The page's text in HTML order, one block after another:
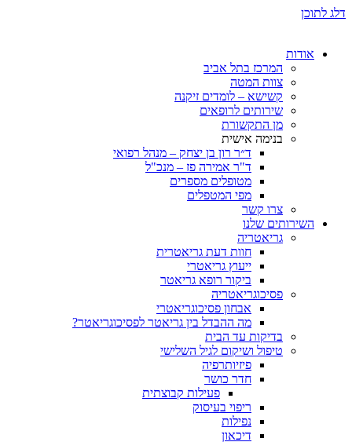
המרכז בתל אביב
צוות המטה
קשישא – לומדים זיקנה
שירותים לרופאים
מן התקשורת
בנימה אישית
ד״ר רון בן יצחק – מנהל רפואי
ד"ר אמירה פז – מנכ"ל
מטופלים מספרים
מפי המטפלים
שלנו
גריאטריה
חוות דעת גריאטרית
ייעוץ גריאטרי
ביקור רופא גריאטר
פסיכוגריאטריה
אבחון פסיכוגריאטרי
מה ההבדל בין גריאטר לפסיכוגריאטר?
בדיקות עד הבית
טיפול ושיקום לגיל השלישי
פיזיותרפיה
חדר כושר
פעילות קבוצתית
ריפוי בעיסוק